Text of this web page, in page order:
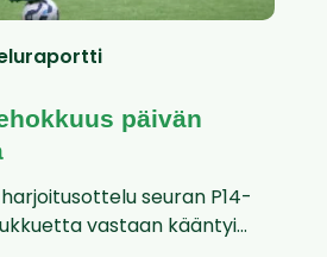
päivän
seuran P14-
vastaan kääntyi...